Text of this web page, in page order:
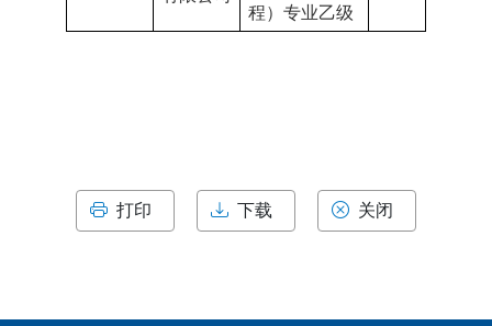
程）专业乙级
打印 下载 关闭